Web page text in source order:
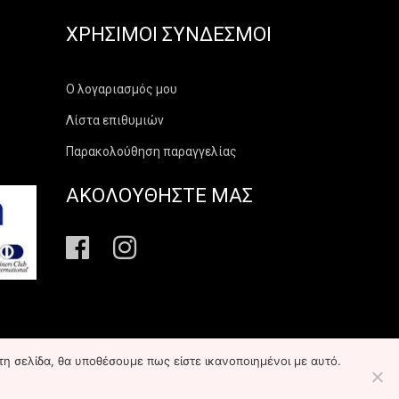
ΧΡΉΣΙΜΟΙ ΣΎΝΔΕΣΜΟΙ
Ο λογαριασμός μου
Λίστα επιθυμιών
Παρακολούθηση παραγγελίας
ΑΚΟΛΟΥΘΗΣΤΕ ΜΑΣ
σελίδα, θα υποθέσουμε πως είστε ικανοποιημένοι με αυτό.